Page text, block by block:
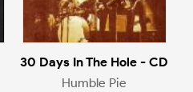
30 Days In The Hole - CD
Humble Pie